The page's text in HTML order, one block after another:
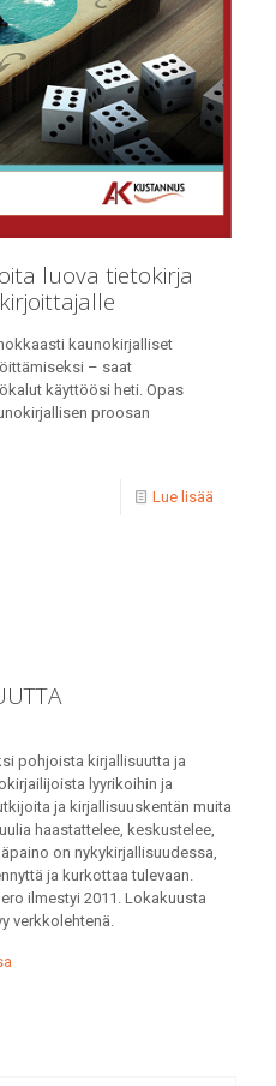
luova tietokirja
kaunokirjalliset
– saat
käyttöösi heti. Opas
proosan
Lue lisää
pohjoista kirjallisuutta ja
lyyrikoihin ja
ja kirjallisuuskentän muita
haastattelee, keskustelee,
on nykykirjallisuudessa,
ja kurkottaa tulevaan.
ilmestyi 2011. Lokakuusta
verkkolehtenä.